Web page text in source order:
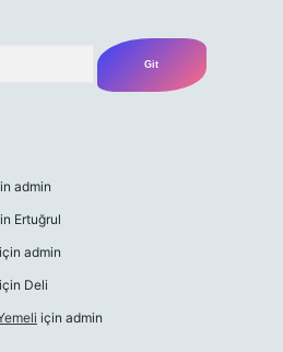
admin
Ertuğrul
için admin
için Deli
için admin